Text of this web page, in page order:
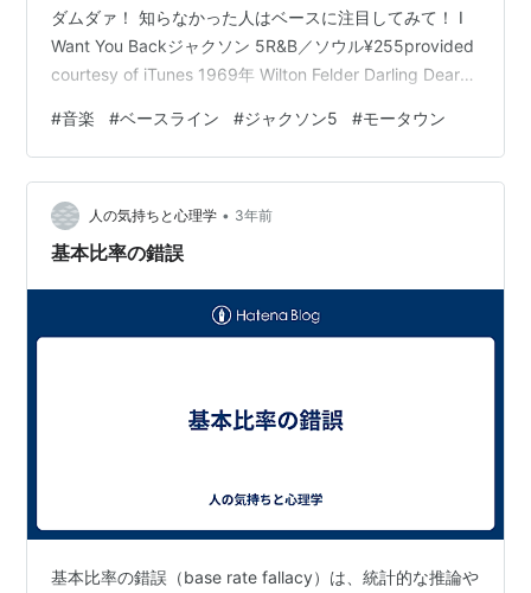
ダムダァ！ 知らなかった人はベースに注目してみて！ I
Want You Backジャクソン 5R&B／ソウル¥255provided
courtesy of iTunes 1969年 Wilton Felder Darling Dearジ
1970年 James Jamerson、ここに痺れる、憧れるぅ！
ABCジャクソン 5ポップ¥255provided courtesy of
iTunes 1970年 Wil…
#音楽 #ベースライン #ジャクソン5 #モータウン
人の気持ちと心理学 • 3年前
基本比率の錯誤
基本比率の錯誤（base rate fallacy）は、統計的な推論や